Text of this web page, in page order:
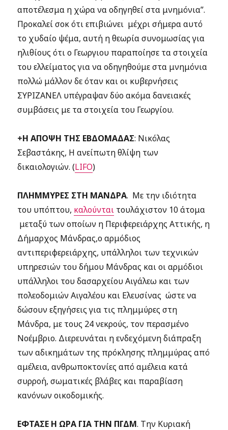
αποτέλεσμα η χώρα να οδηγηθεί στα μνημόνια”.
Προκαλεί σοκ ότι επιβιώνει μέχρι σήμερα αυτό
το χυδαίο ψέμα, αυτή η θεωρία συνομωσίας για
ηλιθίους ότι ο Γεωργιου παραποίησε τα στοιχεία
του ελλείματος για να οδηγηθούμε στα μνημόνια
πολλώ μάλλον δε όταν και οι κυβερνήσεις
ΣΥΡΙΖΑΝΕΛ υπέγραψαν δύο ακόμα δανειακές
συμβάσεις με τα στοιχεία του Γεωργίου.
+Η ΑΠΟΨΗ ΤΗΣ ΕΒΔΟΜΑΔΑΣ: Νικόλας
Σεβαστάκης, Η ανείπωτη θλίψη των
δικαιολογιών. (LIFO)
ΠΛΗΜΜΥΡΕΣ ΣΤΗ ΜΑΝΔΡΑ. Με την ιδιότητα
του υπόπτου, καλούνται τουλάχιστον 10 άτομα
μεταξύ των οποίων η Περιφερειάρχης Αττικής, η
Δήμαρχος Μάνδρας,ο αρμόδιος
αντιπεριφερειάρχης, υπάλληλοι των τεχνικών
υπηρεσιών του δήμου Μάνδρας και οι αρμόδιοι
υπάλληλοι του δασαρχείου Αιγάλεω και των
πολεοδομιών Αιγαλέου και Ελευσίνας ώστε να
δώσουν εξηγήσεις για τις πλημμύρες στη
Μάνδρα, με τους 24 νεκρούς, τον περασμένο
Νοέμβριο. Διερευνάται η ενδεχόμενη διάπραξη
των αδικημάτων της πρόκλησης πλημμύρας από
αμέλεια, ανθρωποκτονίες από αμέλεια κατά
συρροή, σωματικές βλάβες και παραβίαση
κανόνων οικοδομικής.
ΕΦΤΑΣΕ Η ΩΡΑ ΓΙΑ ΤΗΝ ΠΓΔΜ. Την Κυριακή